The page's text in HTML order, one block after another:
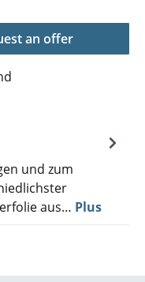
la
an offer
und zum
aus… Plus